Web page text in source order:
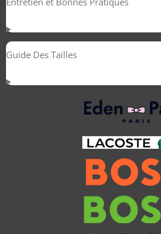
Guide Des Tailles